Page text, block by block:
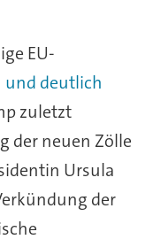
EU-
und deutlich
zuletzt
der neuen Zölle
Ursula
der